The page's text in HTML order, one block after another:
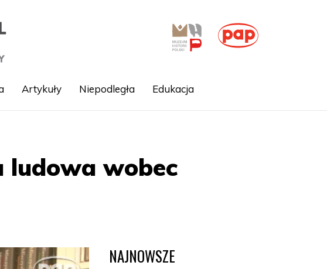
Artykuły Niepodległa Edukacja
ludowa wobec
NAJNOWSZE